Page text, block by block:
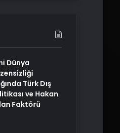
Dünya
Türk Dış
ve Hakan
Faktörü